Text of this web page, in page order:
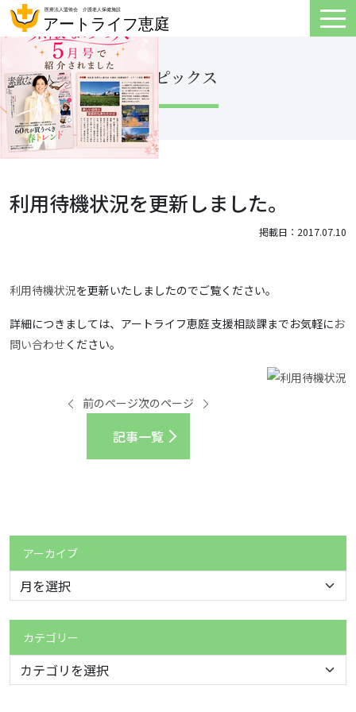
トピックス
利用待機状況を更新しました。
掲載日：2017.07.10
利用待機状況を更新いたしましたのでご覧ください。
詳細につきましては、アートライフ恵庭 支援相談課までお気軽にお
問い合わせ ください。
前のページ
記事一覧
次のページ
アーカイブ
カテゴリー